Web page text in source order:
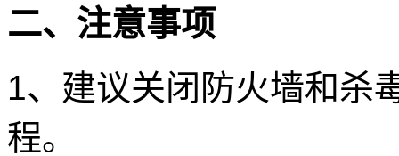
二、注意事项
1、建议关闭防火墙和杀
程。